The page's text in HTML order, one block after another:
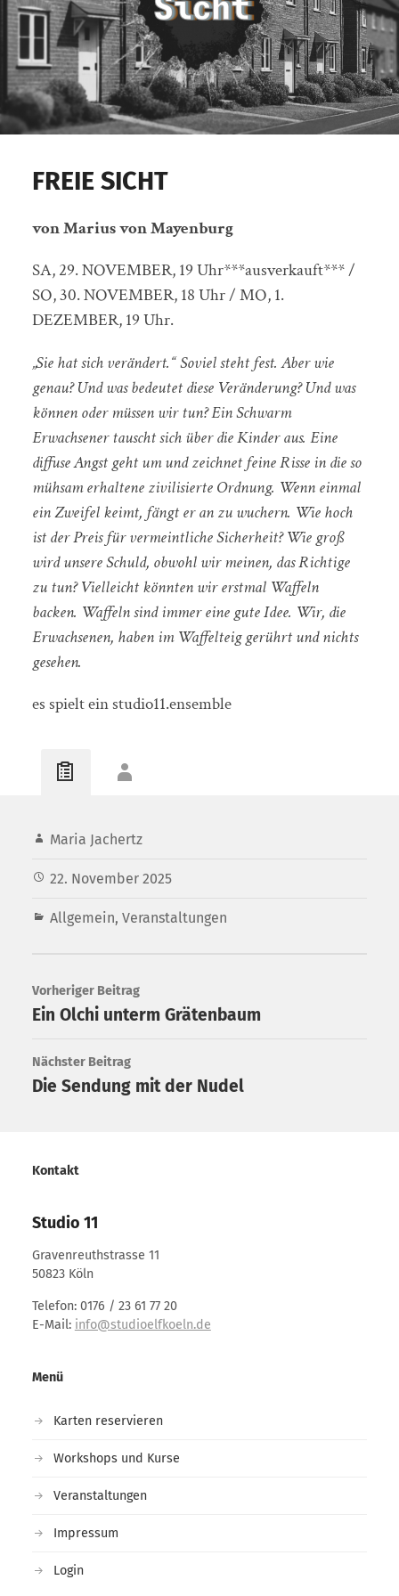
FREIE SICHT
von Marius von Mayenburg
SA, 29. NOVEMBER, 19 Uhr***ausverkauft*** /
SO, 30. NOVEMBER, 18 Uhr / MO, 1.
DEZEMBER, 19 Uhr.
„Sie hat sich verändert.“ Soviel steht fest. Aber wie
genau? Und was bedeutet diese Veränderung? Und was
können oder müssen wir tun? Ein Schwarm
Erwachsener tauscht sich über die Kinder aus. Eine
diffuse Angst geht um und zeichnet feine Risse in die so
mühsam erhaltene zivilisierte Ordnung. Wenn einmal
ein Zweifel keimt, fängt er an zu wuchern. Wie hoch
ist der Preis für vermeintliche Sicherheit? Wie groß
wird unsere Schuld, obwohl wir meinen, das Richtige
zu tun? Vielleicht könnten wir erstmal Waffeln
backen. Waffeln sind immer eine gute Idee. Wir, die
Erwachsenen, haben im Waffelteig gerührt und nichts
gesehen.
es spielt ein studio11.ensemble
Maria Jachertz
22. November 2025
Allgemein, Veranstaltungen
Vorheriger Beitrag
Ein Olchi unterm Grätenbaum
Nächster Beitrag
Die Sendung mit der Nudel
Kontakt
Studio 11
Gravenreuthstrasse 11
50823 Köln
Telefon: 0176 / 23 61 77 20
E-Mail: info@studioelfkoeln.de
Menü
Karten reservieren
Workshops und Kurse
Veranstaltungen
Impressum
Login